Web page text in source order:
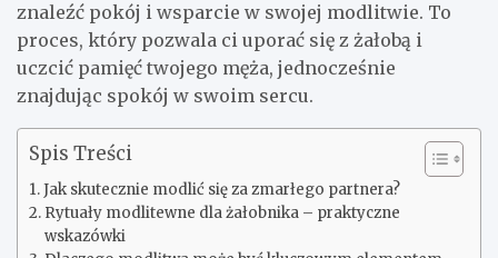
znaleźć pokój i wsparcie w swojej modlitwie. To
proces, który pozwala ci uporać się z żałobą i
uczcić pamięć twojego męża, jednocześnie
znajdując spokój w swoim sercu.
Spis Treści
Jak skutecznie modlić się za zmarłego partnera?
Rytuały modlitewne dla żałobnika – praktyczne
wskazówki